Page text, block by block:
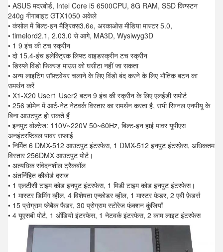
• ASUS मदरबोर्ड, Intel Core i5 6500CPU, 8G RAM, SSD किंग्स्टन
240g गीगाबाइट GTX1050 अकेले
• कंसोल में बिल्ट-इन मैड्रिक्स3.6e, अरकाओस मीडिया मास्टर 5.0,
• timelord2.1, 2.03.0 से आगे, MA3D, Wysiwyg3D
• 1 9 इंच की टच स्क्रीन
• दो 15.4-इंच इलेक्ट्रिक लिफ्ट वाइडस्क्रीन टच स्क्रीन
• डिस्प्ले विंडो फिक्स्ड माउस को घसीटा नहीं जा सकता
• अन्य लाइटिंग सॉफ़्टवेयर चलाने के लिए विंडो बंद करने के लिए भौतिक बटन का
समर्थन करें
• X1-X20 User1 User2 बटन 9 इंच की स्क्रीन के लिए एलईडी सपोर्ट
• 256 डोमेन में आर्ट-नेट नेटवर्क विस्तार का समर्थन करता है, सभी सिग्नल एनपीयू के
बिना आउटपुट हो सकते हैं
• इनपुट वोल्टेज: 110V~220V 50~60Hz, बिल्ट-इन हाई पावर यूपीएस
अनइंटरप्टिबल पावर सप्लाई
• निर्मित 6 DMX-512 आउटपुट इंटरफेस, 1 DMX-512 इनपुट इंटरफ़ेस, अधिकतम
विस्तार 256DMX आउटपुट पोर्ट।
• अत्यधिक संवेदनशील ट्रैकबॉल
• अंतर्निहित कीबोर्ड दराज
• 1 एलटीसी टाइम कोड इनपुट इंटरफेस, 1 मिडी टाइम कोड इनपुट इंटरफेस।
• 1 मास्टर डिमिंग व्हील, 4 विशेषता एन्कोडर व्हील, 1 मास्टर फ़ेडर, 2 एबी फ़ेडर्स
• 15 प्रोग्राम प्लेबैक फैडर, 30 प्रोग्राम स्टोरेज फंक्शन कुंजियाँ
• 4 यूएसबी पोर्ट, 1 ऑडियो इंटरफेस, 1 नेटवर्क इंटरफेस, 2 काम लाइट इंटरफेस